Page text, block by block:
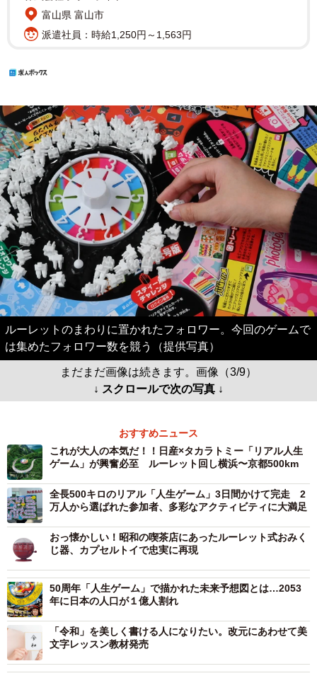
富山県 富山市
派遣社員：時給1,250円～1,563円
ルーレットのまわりに置かれたフォロワー。今回のゲームで
は集めたフォロワー数を競う（提供写真）
まだまだ画像は続きます。画像（3/9）
↓ スクロールで次の写真 ↓
おすすめニュース
これが大人の本気だ！！日産×タカラトミー「リアル人生
ゲーム」が興奮必至 ルーレット回し横浜〜京都500km
全長500キロのリアル「人生ゲーム」3日間かけて完走 2
万人から選ばれた参加者、多彩なアクティビティに大満足
おっ懐かしい！昭和の喫茶店にあったルーレット式おみく
じ器、カプセルトイで忠実に再現
50周年「人生ゲーム」で描かれた未来予想図とは…2053
年に日本の人口が１億人割れ
「令和」を美しく書ける人になりたい。改元にあわせて美
文字レッスン教材発売